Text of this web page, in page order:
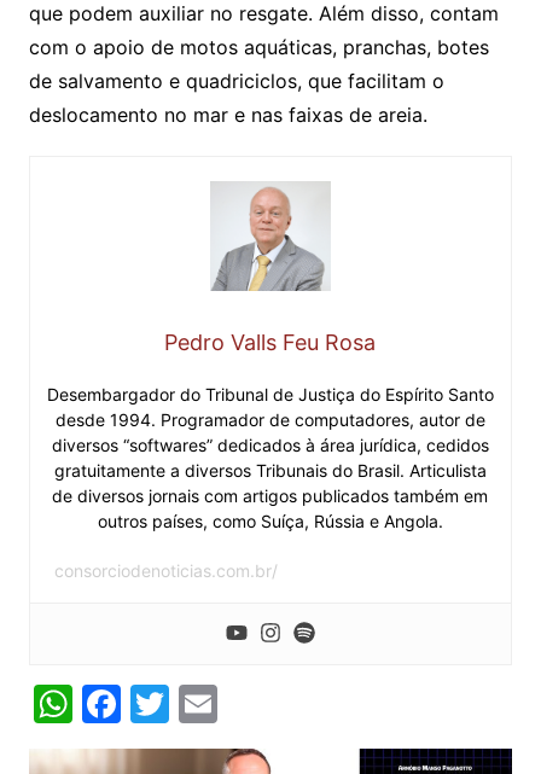
que podem auxiliar no resgate. Além disso, contam
com o apoio de motos aquáticas, pranchas, botes
de salvamento e quadriciclos, que facilitam o
deslocamento no mar e nas faixas de areia.
Pedro Valls Feu Rosa
Desembargador do Tribunal de Justiça do Espírito Santo
desde 1994. Programador de computadores, autor de
diversos “softwares” dedicados à área jurídica, cedidos
gratuitamente a diversos Tribunais do Brasil. Articulista
de diversos jornais com artigos publicados também em
outros países, como Suíça, Rússia e Angola.
consorciodenoticias.com.br/
W
h
F
a
T
w
E
m